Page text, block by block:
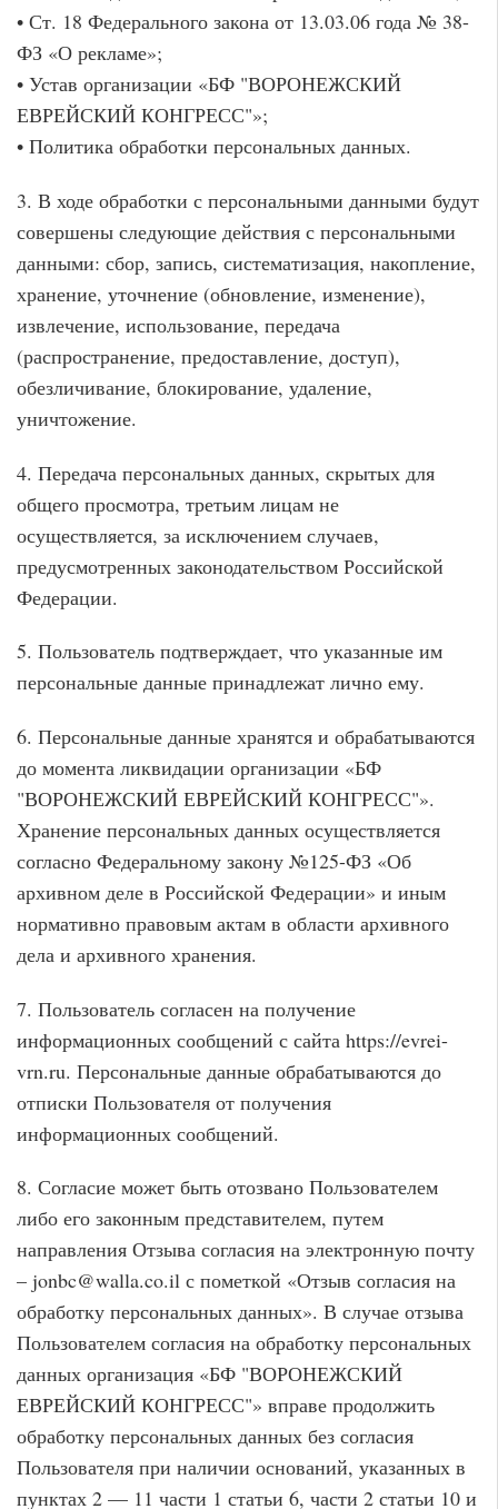
• Ст. 18 Федерального закона от 13.03.06 года № 38-
ФЗ «О рекламе»;
• Устав организации «БФ "ВОРОНЕЖСКИЙ
ЕВРЕЙСКИЙ КОНГРЕСС"»;
• Политика обработки персональных данных.
3. В ходе обработки с персональными данными будут
совершены следующие действия с персональными
данными: сбор, запись, систематизация, накопление,
хранение, уточнение (обновление, изменение),
извлечение, использование, передача
(распространение, предоставление, доступ),
обезличивание, блокирование, удаление,
уничтожение.
4. Передача персональных данных, скрытых для
общего просмотра, третьим лицам не
осуществляется, за исключением случаев,
предусмотренных законодательством Российской
Федерации.
5. Пользователь подтверждает, что указанные им
персональные данные принадлежат лично ему.
6. Персональные данные хранятся и обрабатываются
до момента ликвидации организации «БФ
"ВОРОНЕЖСКИЙ ЕВРЕЙСКИЙ КОНГРЕСС"».
Хранение персональных данных осуществляется
согласно Федеральному закону №125-ФЗ «Об
архивном деле в Российской Федерации» и иным
нормативно правовым актам в области архивного
дела и архивного хранения.
7. Пользователь согласен на получение
информационных сообщений с сайта https://evrei-
vrn.ru. Персональные данные обрабатываются до
отписки Пользователя от получения
информационных сообщений.
8. Согласие может быть отозвано Пользователем
либо его законным представителем, путем
направления Отзыва согласия на электронную почту
– jonbc@walla.co.il с пометкой «Отзыв согласия на
обработку персональных данных». В случае отзыва
Пользователем согласия на обработку персональных
данных организация «БФ "ВОРОНЕЖСКИЙ
ЕВРЕЙСКИЙ КОНГРЕСС"» вправе продолжить
обработку персональных данных без согласия
Пользователя при наличии оснований, указанных в
пунктах 2 — 11 части 1 статьи 6, части 2 статьи 10 и